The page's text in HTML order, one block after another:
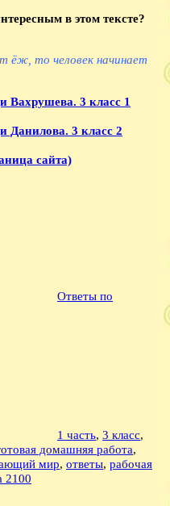
в этом тексте?
ёж, то человек начинает
Вахрушева. 3 класс 1
Данилова. 3 класс 2
сайта)
Ответы по
1 часть, 3 класс,
домашняя работа,
мир, ответы, рабочая
2100